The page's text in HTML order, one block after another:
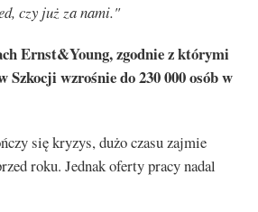
czy już za nami."
Ernst&Young, zgodnie z którymi
Szkocji wzrośnie do 230 000 osób w
się kryzys, dużo czasu zajmie
roku. Jednak oferty pracy nadal